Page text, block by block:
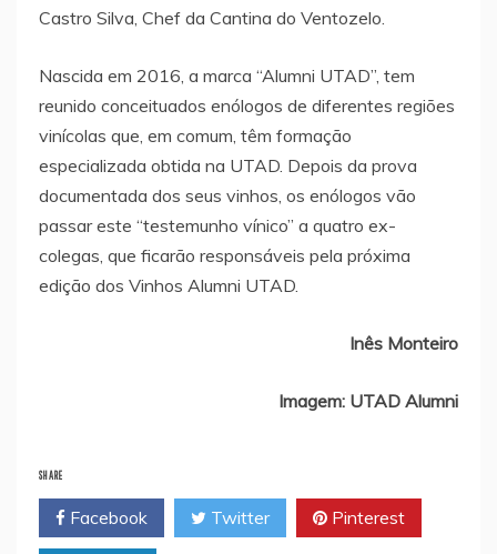
Castro Silva, Chef da Cantina do Ventozelo.
Nascida em 2016, a marca “Alumni UTAD”, tem
reunido conceituados enólogos de diferentes regiões
vinícolas que, em comum, têm formação
especializada obtida na UTAD. Depois da prova
documentada dos seus vinhos, os enólogos vão
passar este “testemunho vínico” a quatro ex-
colegas, que ficarão responsáveis pela próxima
edição dos Vinhos Alumni UTAD.
Inês Monteiro
Imagem: UTAD Alumni
SHARE
Facebook Twitter Pinterest